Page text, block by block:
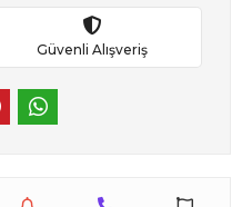
Güvenli Alışveriş